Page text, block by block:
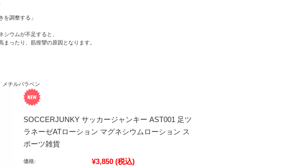
を調整する」
ウムが不足すると、
ったり、筋痙攣の原因となります。
メチルパラベン
SOCCERJUNKY サッカージャンキー AST001 足ツ
ラネーゼATローション マグネシウムローション ス
ポーツ雑貨
価格: ¥3,850 (税込)